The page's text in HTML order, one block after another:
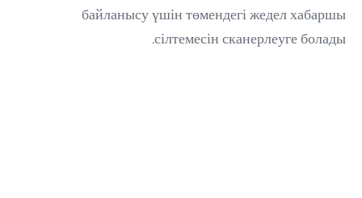
байланысу үшін төмендегі жедел хабаршы
сілтемесін сканерлеуге болады.